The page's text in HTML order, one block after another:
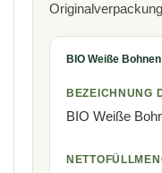
BIO Weiße Bohnen
BEZEICHNUNG
BIO Weiße